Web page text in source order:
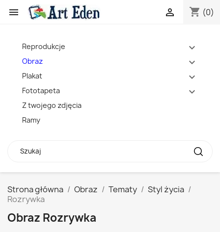
 shopping_cart (0)

expand_more
Reprodukcje
expand_more
Obraz
expand_more
Plakat
expand_more
Fototapeta
Z twojego zdjęcia
Ramy
Strona główna Obraz Tematy
Styl życia
Rozrywka
Obraz Rozrywka